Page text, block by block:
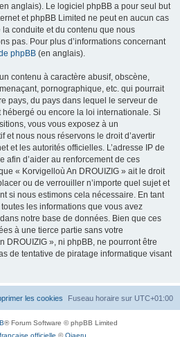
anglais). Le logiciel phpBB a pour seul but
et phpBB Limited ne peut en aucun cas
conduite et du contenu que nous
pas. Pour plus d’informations concernant
phpBB (en anglais).
contenu à caractère abusif, obscène,
pornographique, etc. qui pourrait
pays, du pays dans lequel le serveur de
hébergé ou encore la loi internationale. Si
vous vous exposez à un
et nous nous réservons le droit d’avertir
et les autorités officielles. L’adresse IP de
afin d’aider au renforcement de ces
« Korvigelloù An DROUIZIG » ait le droit
ou de verrouiller n’importe quel sujet et
si nous estimons cela nécessaire. En tant
les informations que vous avez
notre base de données. Bien que ces
à une tierce partie sans votre
DROUIZIG », ni phpBB, ne pourront être
de tentative de piratage informatique visant
Fuseau horaire sur UTC+01:00
les cookies
® Forum Software © phpBB Limited
officielle ©Qiaeru